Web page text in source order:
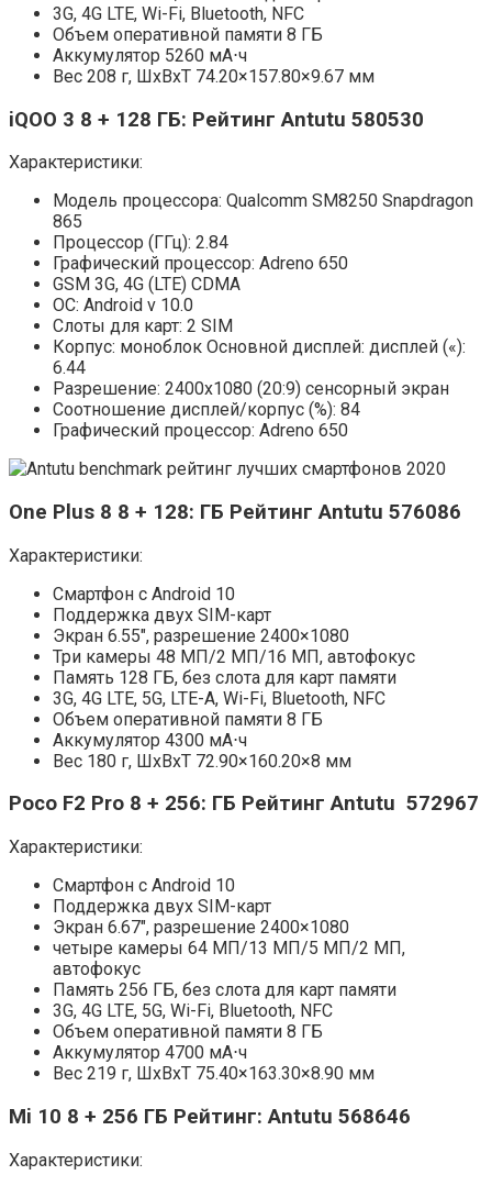
3G, 4G LTE, Wi-Fi, Bluetooth, NFC
Объем оперативной памяти 8 ГБ
Аккумулятор 5260 мА⋅ч
Вес 208 г, ШxВxТ 74.20×157.80×9.67 мм
iQOO 3 8 + 128 ГБ: Рейтинг Antutu 580530
Характеристики:
Модель процессора: Qualcomm SM8250 Snapdragon
865
Процессор (ГГц): 2.84
Графический процессор: Adreno 650
GSM 3G, 4G (LTE) CDMA
ОС: Android v 10.0
Слоты для карт: 2 SIM
Корпус: моноблок Основной дисплей: дисплей («):
6.44
Разрешение: 2400х1080 (20:9) сенсорный экран
Соотношение дисплей/корпус (%): 84
Графический процессор: Adreno 650
One Plus 8 8 + 128: ГБ Рейтинг Antutu 576086
Характеристики:
Смартфон с Android 10
Поддержка двух SIM-карт
Экран 6.55″, разрешение 2400×1080
Три камеры 48 МП/2 МП/16 МП, автофокус
Память 128 ГБ, без слота для карт памяти
3G, 4G LTE, 5G, LTE-A, Wi-Fi, Bluetooth, NFC
Объем оперативной памяти 8 ГБ
Аккумулятор 4300 мА⋅ч
Вес 180 г, ШxВxТ 72.90×160.20×8 мм
Poco F2 Pro 8 + 256: ГБ Рейтинг Antutu 572967
Характеристики:
Смартфон с Android 10
Поддержка двух SIM-карт
Экран 6.67″, разрешение 2400×1080
четыре камеры 64 МП/13 МП/5 МП/2 МП,
автофокус
Память 256 ГБ, без слота для карт памяти
3G, 4G LTE, 5G, Wi-Fi, Bluetooth, NFC
Объем оперативной памяти 8 ГБ
Аккумулятор 4700 мА⋅ч
Вес 219 г, ШxВxТ 75.40×163.30×8.90 мм
Mi 10 8 + 256 ГБ Рейтинг: Antutu 568646
Характеристики: